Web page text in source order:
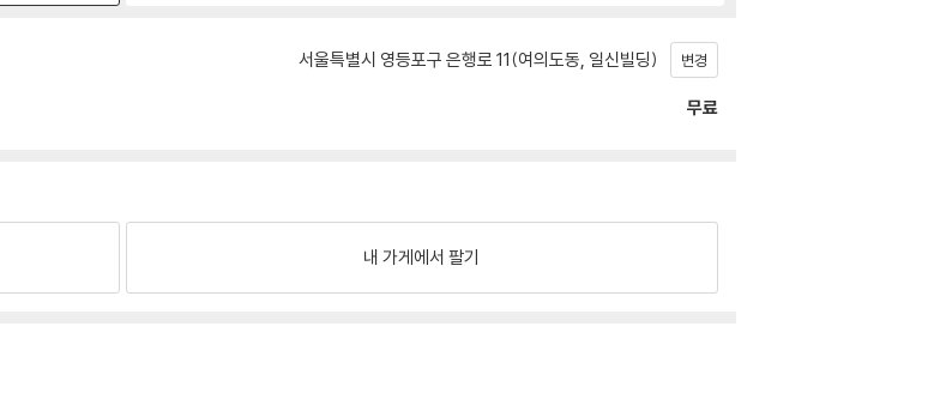
서울특별시 영등포구 은행로 11(여의도동, 일신빌딩) 변경
무료
내 가게에서 팔기